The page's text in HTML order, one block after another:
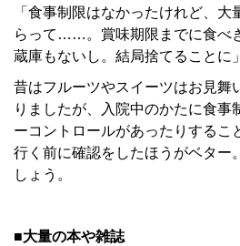
「食事制限はなかったけれど、
らって……。賞味期限までに食べ
蔵庫もないし。結局捨てることに
昔はフルーツやスイーツはお見舞
りましたが、入院中のかたに食事
ーコントロールがあったりするこ
行く前に確認をしたほうがベター
しょう。
■大量の本や雑誌